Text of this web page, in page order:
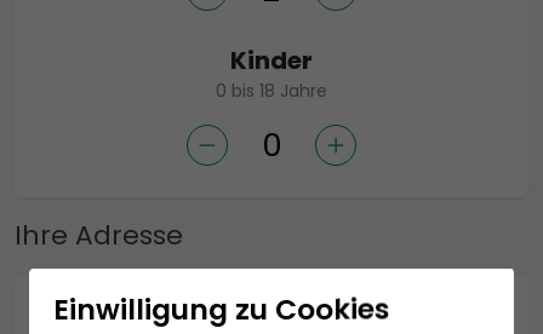
Kinder
0 bis 18 Jahre
Ihre Adresse
Anrede *
Einwilligung zu Cookies